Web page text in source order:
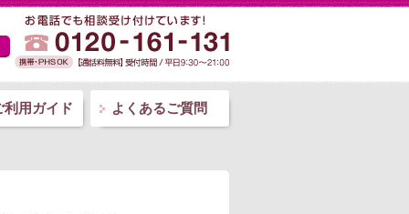
利用ガイド よくあるご質問